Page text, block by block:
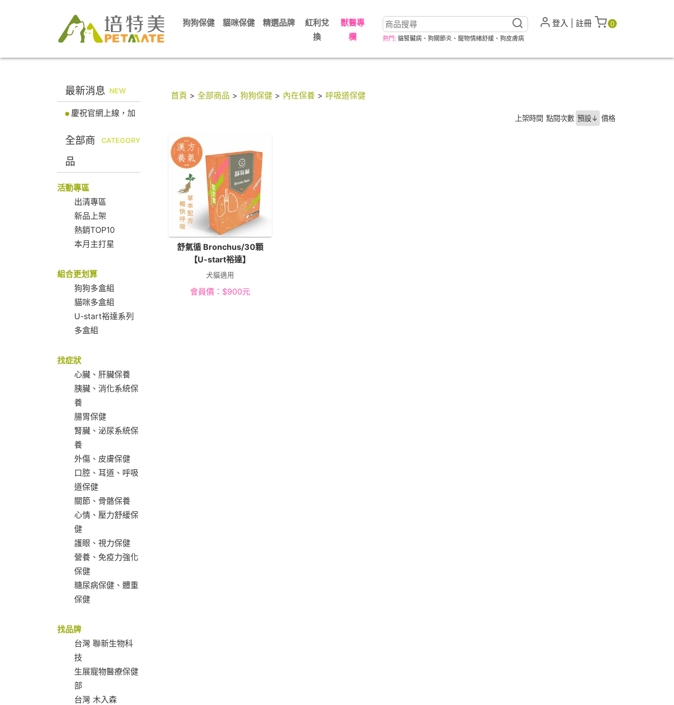
狗狗保健 貓咪保健 精選品牌
紅利兌
換
獸醫專
欄
熱門: 貓腎臟病 、 狗關節炎 、 寵物情緒舒緩 、 狗皮膚病
登入 註冊 0
最新消息 NEW
慶祝官網上線，加
折價券! 馬上註冊會
員
全部商
品
CATEGORY
活動專區
出清專區
新品上架
熱銷TOP10
本月主打星
組合更划算
狗狗多盒組
貓咪多盒組
U-start裕達系列
多盒組
找症狀
心臟、肝臟保養
胰臟、消化系統保
養
腸胃保健
腎臟、泌尿系統保
養
外傷、皮膚保健
口腔、耳道、呼吸
道保健
關節、骨骼保養
心情、壓力舒緩保
健
護眼、視力保健
營養、免疫力強化
保健
糖尿病保健、體重
保健
找品牌
台灣 聯新生物科
技
生展寵物醫療保健
部
台灣 木入森
首頁 > 全部商品 > 狗狗保健 > 內在保養 > 呼吸道保健
上架時間 點閱次數 預設↓ 價格
舒氣循 Bronchus/30顆
【U-start裕達】
犬貓適用
會員價： $900元